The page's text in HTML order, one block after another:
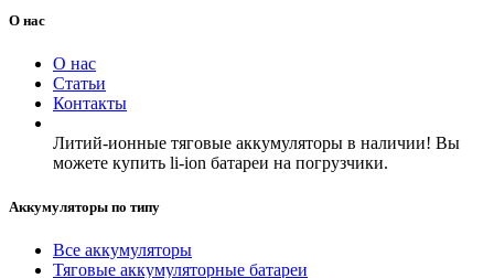
О нас
О нас
Статьи
Контакты
Литий-ионные тяговые аккумуляторы в наличии! Вы
можете купить li-ion батареи на погрузчики.
Аккумуляторы по типу
Все аккумуляторы
Тяговые аккумуляторные батареи